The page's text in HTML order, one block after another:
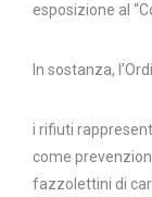
esposizione al
In sostanza,
i rifiuti
come
fazzolettini di